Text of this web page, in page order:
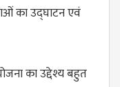
का उद्घाटन एवं
का उद्देश्य बहुत